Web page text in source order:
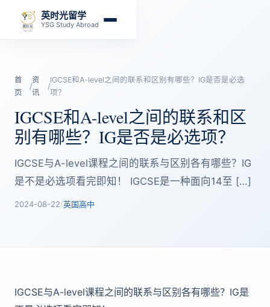
英时光留学
YSG Study Abroad
首
页
/
资
讯
/
IGCSE和A-level之间的联系和区别有哪些？IG是否是必选
项？
IGCSE和A-level之间的联系和区
别有哪些？IG是否是必选项？
IGCSE与A-level课程之间的联系与区别各有哪些？IG
是不是必选项看完即知！ IGCSE是一种面向14至 […]
2024-08-22/英国高中
IGCSE与A-level课程之间的联系与区别各有哪些？IG是